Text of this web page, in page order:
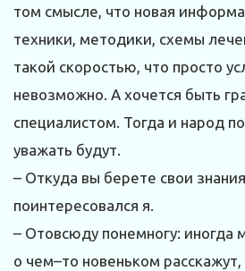
том смысле, что новая
техники, методики, схемы
такой скоростью, что просто
невозможно. А хочется быть
специалистом. Тогда и народ
уважать будут.
– Откуда вы берете свои
поинтересовался я.
– Отовсюду понемногу: иногда
о чем–то новеньком расскажут,